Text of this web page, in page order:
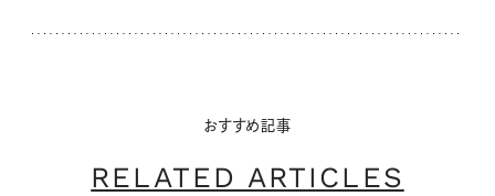
おすすめ記事
RELATED ARTICLES